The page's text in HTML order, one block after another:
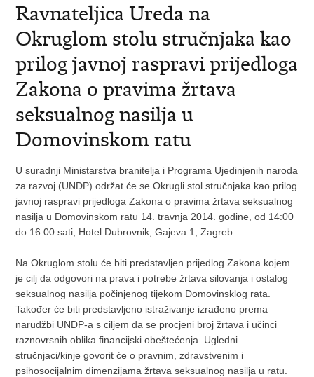
Ravnateljica Ureda na
Okruglom stolu stručnjaka kao
prilog javnoj raspravi prijedloga
Zakona o pravima žrtava
seksualnog nasilja u
Domovinskom ratu
U suradnji Ministarstva branitelja i Programa Ujedinjenih naroda
za razvoj (UNDP) održat će se Okrugli stol stručnjaka kao prilog
javnoj raspravi prijedloga Zakona o pravima žrtava seksualnog
nasilja u Domovinskom ratu 14. travnja 2014. godine, od 14:00
do 16:00 sati, Hotel Dubrovnik, Gajeva 1, Zagreb.
Na Okruglom stolu će biti predstavljen prijedlog Zakona kojem
je cilj da odgovori na prava i potrebe žrtava silovanja i ostalog
seksualnog nasilja počinjenog tijekom Domovinsklog rata.
Također će biti predstavljeno istraživanje izrađeno prema
narudžbi UNDP-a s ciljem da se procjeni broj žrtava i učinci
raznovrsnih oblika financijski obeštećenja. Ugledni
stručnjaci/kinje govorit će o pravnim, zdravstvenim i
psihosocijalnim dimenzijama žrtava seksualnog nasilja u ratu.